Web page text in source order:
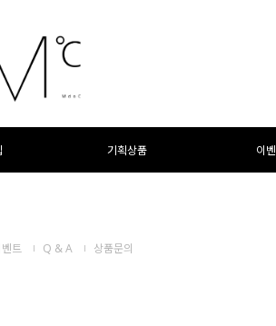
기획상품 이
트 Q & A 상품문의